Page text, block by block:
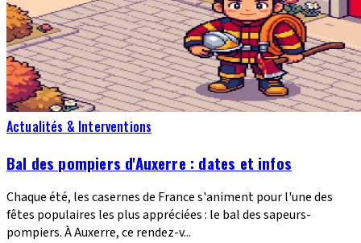
Actualités & Interventions
Bal des pompiers d'Auxerre : dates et infos
Chaque été, les casernes de France s'animent pour l'une des
fêtes populaires les plus appréciées : le bal des sapeurs-
pompiers. À Auxerre, ce rendez-v...